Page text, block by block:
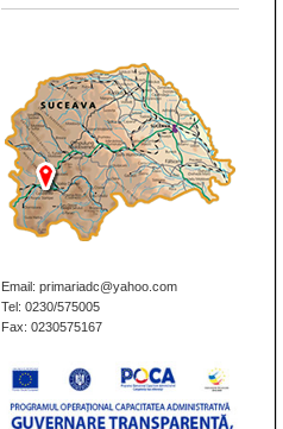
Email: primariadc@yahoo.com
Tel: 0230/575005
Fax: 0230575167